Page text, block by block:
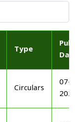
Type
Circulars
07-